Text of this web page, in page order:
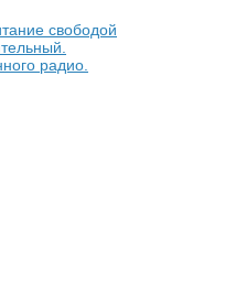
свободой
радио.